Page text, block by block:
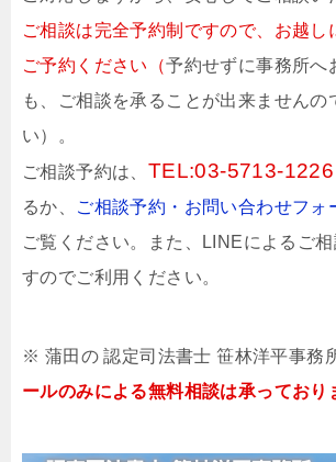
ご相談は完全予約制 ですので、お越し
ご予約ください（予約せずに事務所へ
も、ご相談を承ることが出来ませんの
い）。
ご相談予約は、 TEL:03-5713-1226
るか、
ご相談予約・お問い合わせフォ
ご覧ください。また、LINEによるご相
すのでご利用ください。
※ 蒲田の 認定司法書士 笹林洋平事務
ールのみによる無料相談は承っており